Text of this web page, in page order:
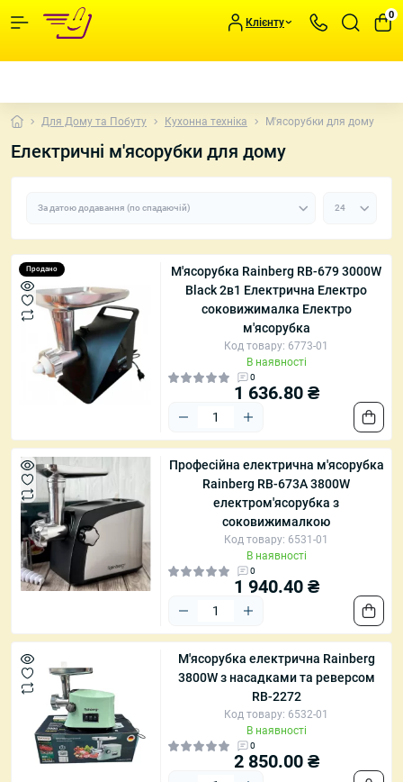
Клієнту
0
Для Дому та Побуту Кухонна техніка М'ясорубки для дому
Електричні м'ясорубки для дому
Продано
М'ясорубка Rainberg RB-679 3000W
Black 2в1 Електрична Електро
соковижималка Електро
м'ясорубка
Код товару: 6773-01
В наявності
0
1 636.80 ₴
Професійна електрична м'ясорубка
Rainberg RB-673A 3800W
електром'ясорубка з
соковижималкою
Код товару: 6531-01
В наявності
0
1 940.40 ₴
М'ясорубка електрична Rainberg
3800W з насадками та реверсом
RB-2272
Код товару: 6532-01
В наявності
0
2 850.00 ₴